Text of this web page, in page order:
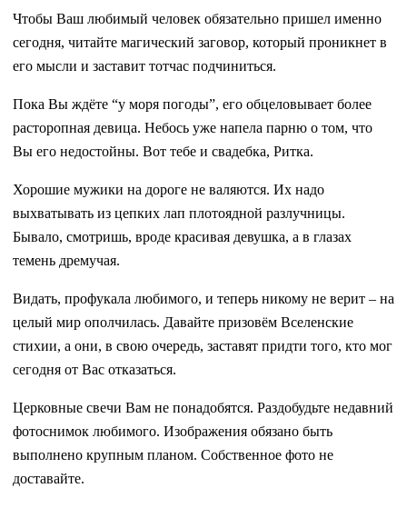
Чтобы Ваш любимый человек обязательно пришел именно
сегодня, читайте магический заговор, который проникнет в
его мысли и заставит тотчас подчиниться.
Пока Вы ждёте “у моря погоды”, его обцеловывает более
расторопная девица. Небось уже напела парню о том, что
Вы его недостойны. Вот тебе и свадебка, Ритка.
Хорошие мужики на дороге не валяются. Их надо
выхватывать из цепких лап плотоядной разлучницы.
Бывало, смотришь, вроде красивая девушка, а в глазах
темень дремучая.
Видать, профукала любимого, и теперь никому не верит – на
целый мир ополчилась. Давайте призовём Вселенские
стихии, а они, в свою очередь, заставят придти того, кто мог
сегодня от Вас отказаться.
Церковные свечи Вам не понадобятся. Раздобудьте недавний
фотоснимок любимого. Изображения обязано быть
выполнено крупным планом. Собственное фото не
доставайте.